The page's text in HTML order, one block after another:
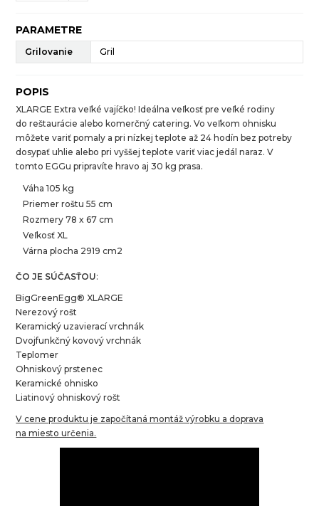
PARAMETRE
Grilovanie Gril
POPIS
XLARGE Extra veľké vajíčko! Ideálna veľkosť pre veľké rodiny
do reštaurácie alebo komerčný catering. Vo veľkom ohnisku
môžete variť pomaly a pri nízkej teplote až 24 hodín bez potreby
dosypať uhlie alebo pri vyššej teplote variť viac jedál naraz. V
tomto EGGu pripravíte hravo aj 30 kg prasa.
Váha 105 kg
Priemer roštu 55 cm
Rozmery 78 x 67 cm
Veľkosť XL
Várna plocha 2919 cm2
ČO JE SÚČASŤOU:
BigGreenEgg® XLARGE
Nerezový rošt
Keramický uzavierací vrchnák
Dvojfunkčný kovový vrchnák
Teplomer
Ohniskový prstenec
Keramické ohnisko
Liatinový ohniskový rošt
V cene produktu je započítaná montáž výrobku a doprava
na miesto určenia.